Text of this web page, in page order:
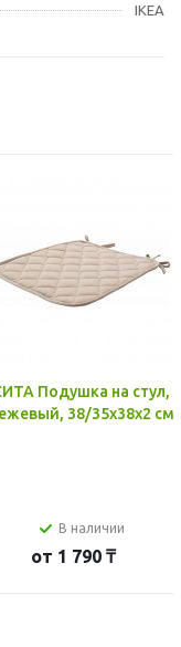
IKEA
Подушка на стул,
38/35x38x2 см
В наличии
от 1 790 ₸